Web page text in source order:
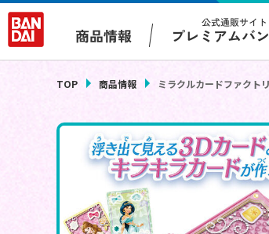
商品情報
公式通販サイト
プレミアムバ
TOP 商品情報 ミラクルカードファクト